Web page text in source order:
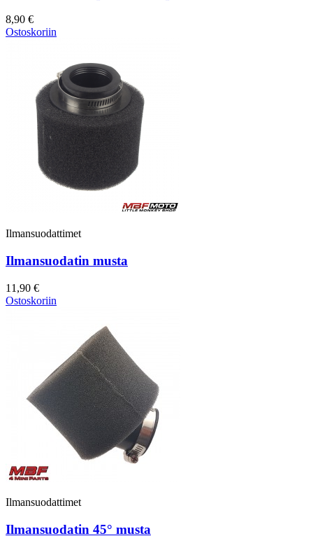
8,90 €
Ostoskoriin
Ilmansuodattimet
Ilmansuodatin musta
11,90 €
Ostoskoriin
Ilmansuodattimet
Ilmansuodatin 45° musta